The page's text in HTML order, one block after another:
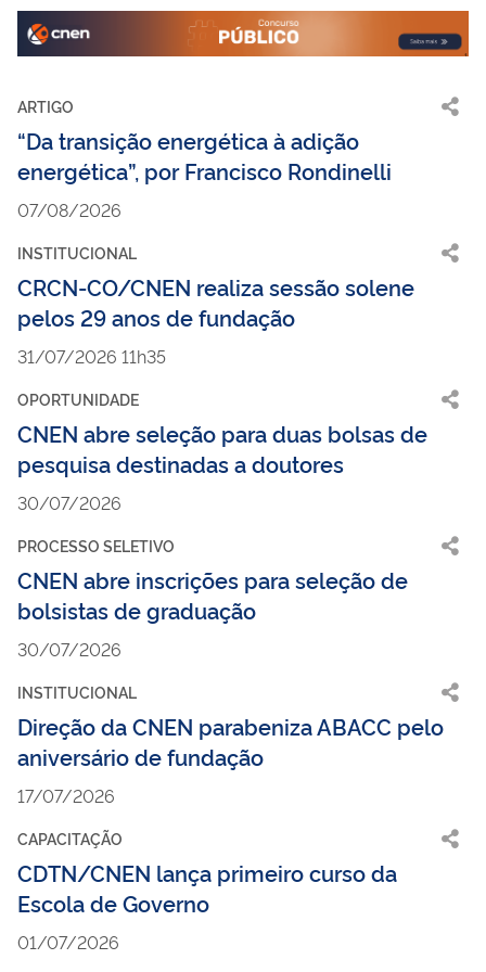
ARTIGO
“Da transição energética à adição
energética”, por Francisco Rondinelli
07/08/2026
INSTITUCIONAL
CRCN-CO/CNEN realiza sessão solene
pelos 29 anos de fundação
31/07/2026 11h35
OPORTUNIDADE
CNEN abre seleção para duas bolsas de
pesquisa destinadas a doutores
30/07/2026
PROCESSO SELETIVO
CNEN abre inscrições para seleção de
bolsistas de graduação
30/07/2026
INSTITUCIONAL
Direção da CNEN parabeniza ABACC pelo
aniversário de fundação
17/07/2026
CAPACITAÇÃO
CDTN/CNEN lança primeiro curso da
Escola de Governo
01/07/2026